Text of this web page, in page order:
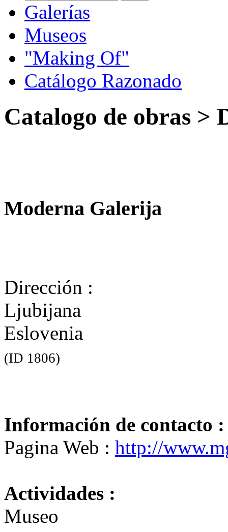
Galerías
Museos
"Making Of"
Catálogo Razonado
Catalogo de obras >
Moderna Galerija
Dirección :
Ljubijana
Eslovenia
(ID 1806)
Información de contacto :
Pagina Web : http://
Actividades :
Museo